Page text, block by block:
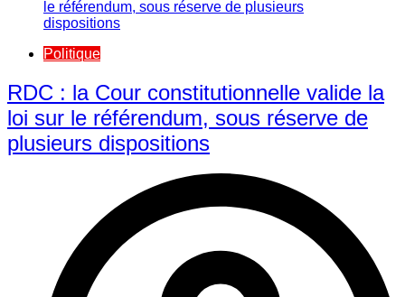
Politique
RDC : la Cour constitutionnelle valide la
loi sur le référendum, sous réserve de
plusieurs dispositions